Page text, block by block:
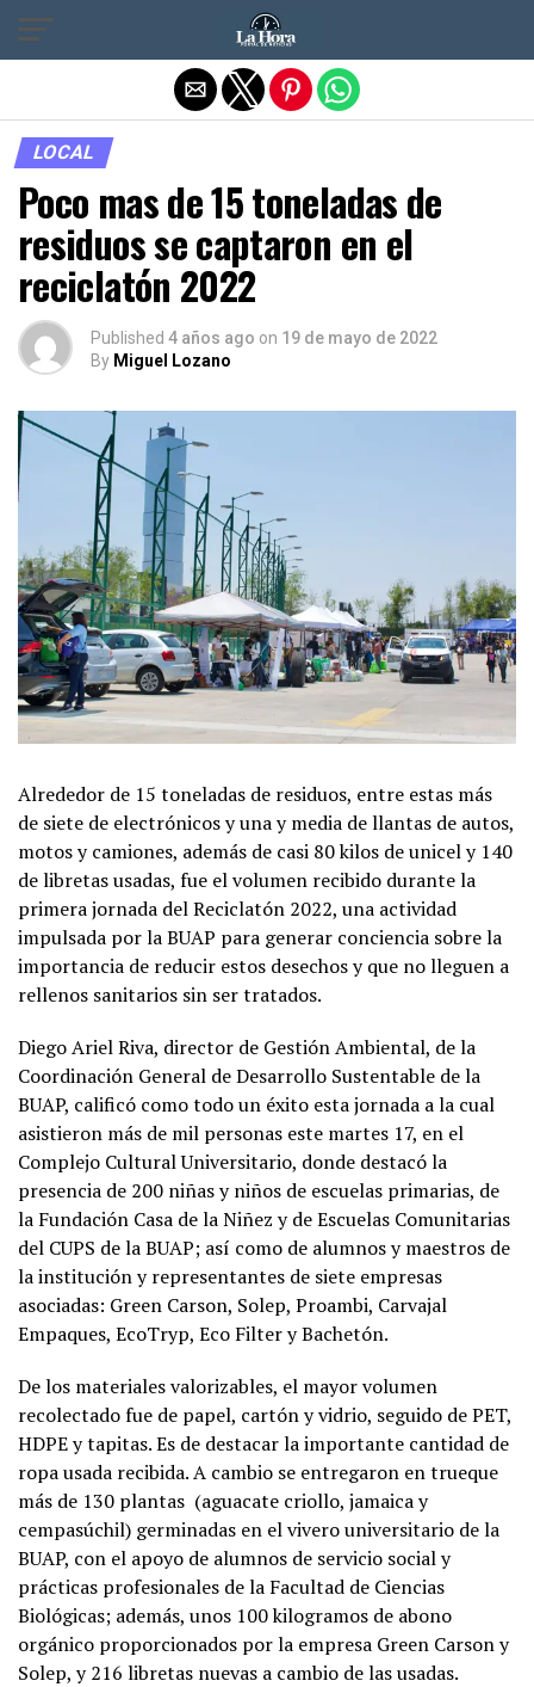
LOCAL
Poco mas de 15 toneladas de
residuos se captaron en el
reciclatón 2022
Published 4 años ago on 19 de mayo de 2022
By Miguel Lozano
Alrededor de 15 toneladas de residuos, entre estas más
de siete de electrónicos y una y media de llantas de autos,
motos y camiones, además de casi 80 kilos de unicel y 140
de libretas usadas, fue el volumen recibido durante la
primera jornada del Reciclatón 2022, una actividad
impulsada por la BUAP para generar conciencia sobre la
importancia de reducir estos desechos y que no lleguen a
rellenos sanitarios sin ser tratados.
Diego Ariel Riva, director de Gestión Ambiental, de la
Coordinación General de Desarrollo Sustentable de la
BUAP, calificó como todo un éxito esta jornada a la cual
asistieron más de mil personas este martes 17, en el
Complejo Cultural Universitario, donde destacó la
presencia de 200 niñas y niños de escuelas primarias, de
la Fundación Casa de la Niñez y de Escuelas Comunitarias
del CUPS de la BUAP; así como de alumnos y maestros de
la institución y representantes de siete empresas
asociadas: Green Carson, Solep, Proambi, Carvajal
Empaques, EcoTryp, Eco Filter y Bachetón.
De los materiales valorizables, el mayor volumen
recolectado fue de papel, cartón y vidrio, seguido de PET,
HDPE y tapitas. Es de destacar la importante cantidad de
ropa usada recibida. A cambio se entregaron en trueque
más de 130 plantas (aguacate criollo, jamaica y
cempasúchil) germinadas en el vivero universitario de la
BUAP, con el apoyo de alumnos de servicio social y
prácticas profesionales de la Facultad de Ciencias
Biológicas; además, unos 100 kilogramos de abono
orgánico proporcionados por la empresa Green Carson y
Solep, y 216 libretas nuevas a cambio de las usadas.
Salir de la versión móvil